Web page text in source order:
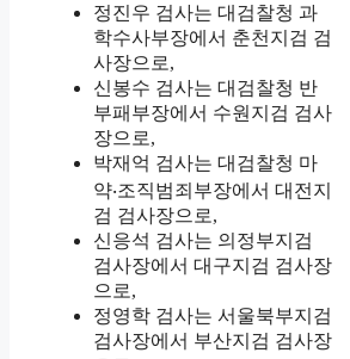
정진우 검사는 대검찰청 과
학수사부장에서 춘천지검 검
사장으로,
신봉수 검사는 대검찰청 반
부패부장에서 수원지검 검사
장으로,
박재억 검사는 대검찰청 마
약‧조직범죄부장에서 대전지
검 검사장으로,
신응석 검사는 의정부지검
검사장에서 대구지검 검사장
으로,
정영학 검사는 서울북부지검
검사장에서 부산지검 검사장